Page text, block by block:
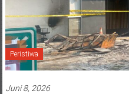
Peristiwa
Juni 8, 2026